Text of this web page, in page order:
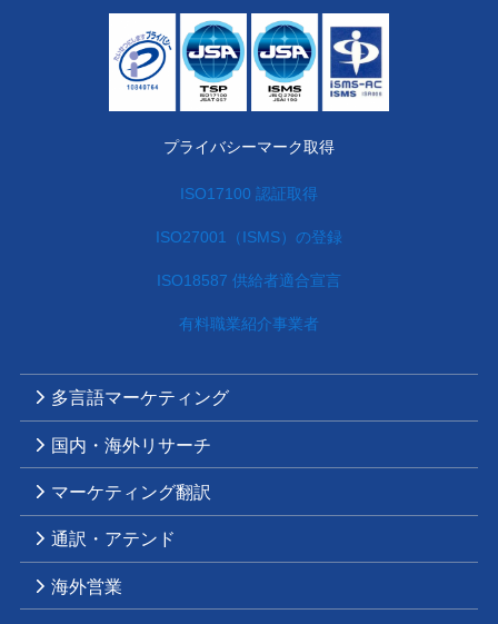
プライバシーマーク取得
ISO17100 認証取得
ISO27001（ISMS）の登録
ISO18587 供給者適合宣言
有料職業紹介事業者
多言語マーケティング
国内・海外リサーチ
マーケティング翻訳
通訳・アテンド
海外営業